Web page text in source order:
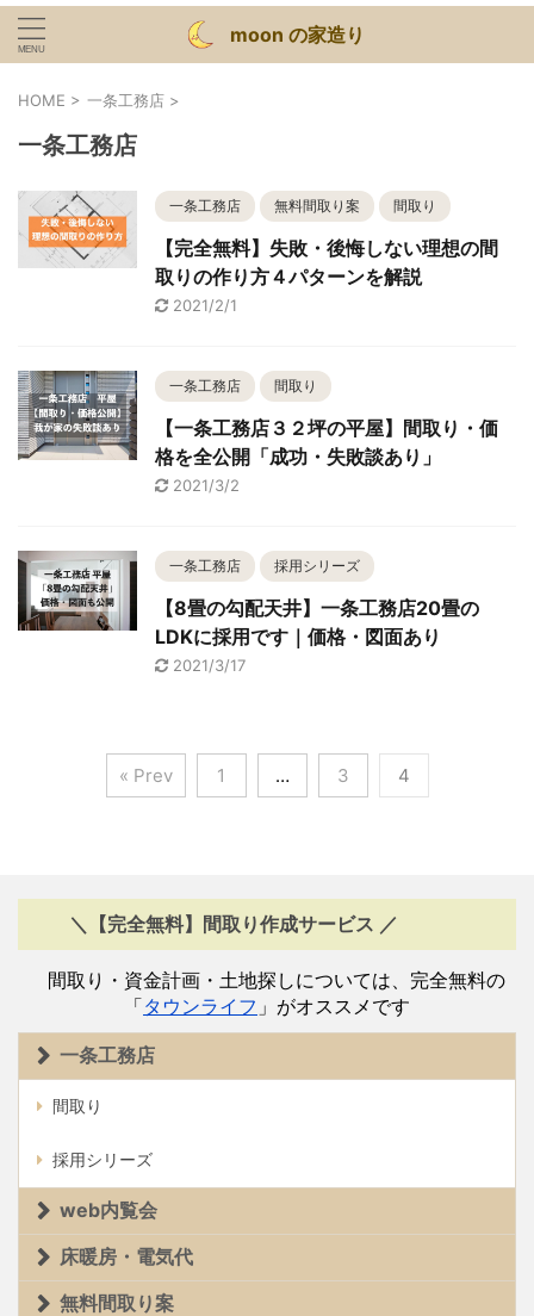
moon の家造り
HOME > 一条工務店 >
一条工務店
一条工務店 無料間取り案 間取り
【完全無料】失敗・後悔しない理想の間
取りの作り方４パターンを解説
2021/2/1
一条工務店 間取り
【一条工務店３２坪の平屋】間取り・価
格を全公開「成功・失敗談あり」
2021/3/2
一条工務店 採用シリーズ
【8畳の勾配天井】一条工務店20畳の
LDKに採用です｜価格・図面あり
2021/3/17
« Prev 1 … 3 4
＼【完全無料】間取り作成サービス ／
間取り・資金計画・土地探しについては、完全無料の
「タウンライフ 」がオススメです
一条工務店
間取り
採用シリーズ
web内覧会
床暖房・電気代
無料間取り案